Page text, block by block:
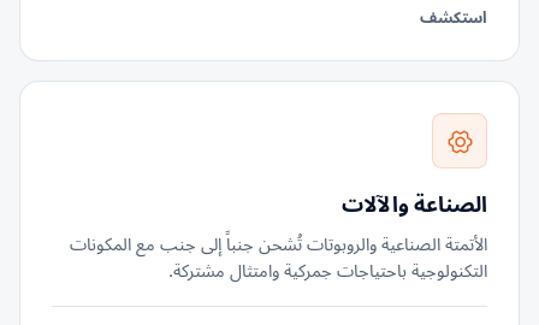
استكشف
الصناعة والآلات
الأتمتة الصناعية والروبوتات تُشحن جنباً إلى جنب مع المكونات
التكنولوجية باحتياجات جمركية وامتثال مشتركة.